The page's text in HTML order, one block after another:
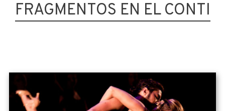
FRAGMENTOS EN EL CONTI